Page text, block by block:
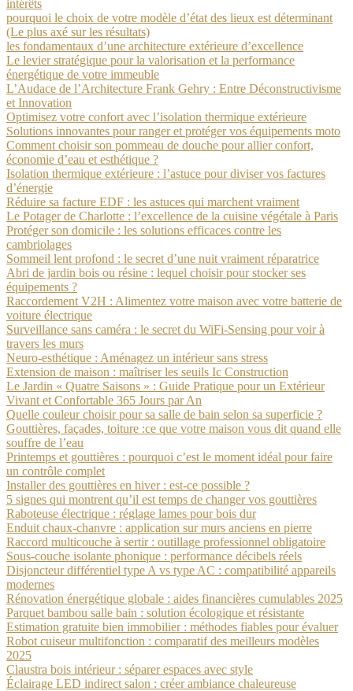
intérêts
pourquoi le choix de votre modèle d’état des lieux est déterminant
(Le plus axé sur les résultats)
les fondamentaux d’une architecture extérieure d’excellence
Le levier stratégique pour la valorisation et la performance
énergétique de votre immeuble
L’Audace de l’Architecture Frank Gehry : Entre Déconstructivisme
et Innovation
Optimisez votre confort avec l’isolation thermique extérieure
Solutions innovantes pour ranger et protéger vos équipements moto
Comment choisir son pommeau de douche pour allier confort,
économie d’eau et esthétique ?
Isolation thermique extérieure : l’astuce pour diviser vos factures
d’énergie
Réduire sa facture EDF : les astuces qui marchent vraiment
Le Potager de Charlotte : l’excellence de la cuisine végétale à Paris
Protéger son domicile : les solutions efficaces contre les
cambriolages
Sommeil lent profond : le secret d’une nuit vraiment réparatrice
Abri de jardin bois ou résine : lequel choisir pour stocker ses
équipements ?
Raccordement V2H : Alimentez votre maison avec votre batterie de
voiture électrique
Surveillance sans caméra : le secret du WiFi-Sensing pour voir à
travers les murs
Neuro-esthétique : Aménagez un intérieur sans stress
Extension de maison : maîtriser les seuils Ic Construction
Le Jardin « Quatre Saisons » : Guide Pratique pour un Extérieur
Vivant et Confortable 365 Jours par An
Quelle couleur choisir pour sa salle de bain selon sa superficie ?
Gouttières, façades, toiture :ce que votre maison vous dit quand elle
souffre de l’eau
Printemps et gouttières : pourquoi c’est le moment idéal pour faire
un contrôle complet
Installer des gouttières en hiver : est-ce possible ?
5 signes qui montrent qu’il est temps de changer vos gouttières
Raboteuse électrique : réglage lames pour bois dur
Enduit chaux-chanvre : application sur murs anciens en pierre
Raccord multicouche à sertir : outillage professionnel obligatoire
Sous-couche isolante phonique : performance décibels réels
Disjoncteur différentiel type A vs type AC : compatibilité appareils
modernes
Rénovation énergétique globale : aides financières cumulables 2025
Parquet bambou salle bain : solution écologique et résistante
Estimation gratuite bien immobilier : méthodes fiables pour évaluer
Robot cuiseur multifonction : comparatif des meilleurs modèles
2025
Claustra bois intérieur : séparer espaces avec style
Éclairage LED indirect salon : créer ambiance chaleureuse